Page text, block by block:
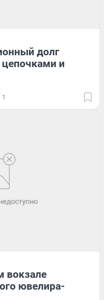
долг
цепочками и
1
вокзале
ювелира-